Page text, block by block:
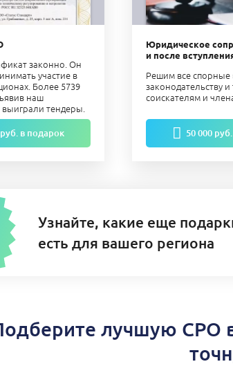
законно. Он
участие в
Более 5739
наш
выиграли тендеры.
в подарок
Юридическое
и после
Решим все спорные
законодательству
соискателям и
50 000
Узнайте, какие еще
есть для вашего региона
лучшую СРО